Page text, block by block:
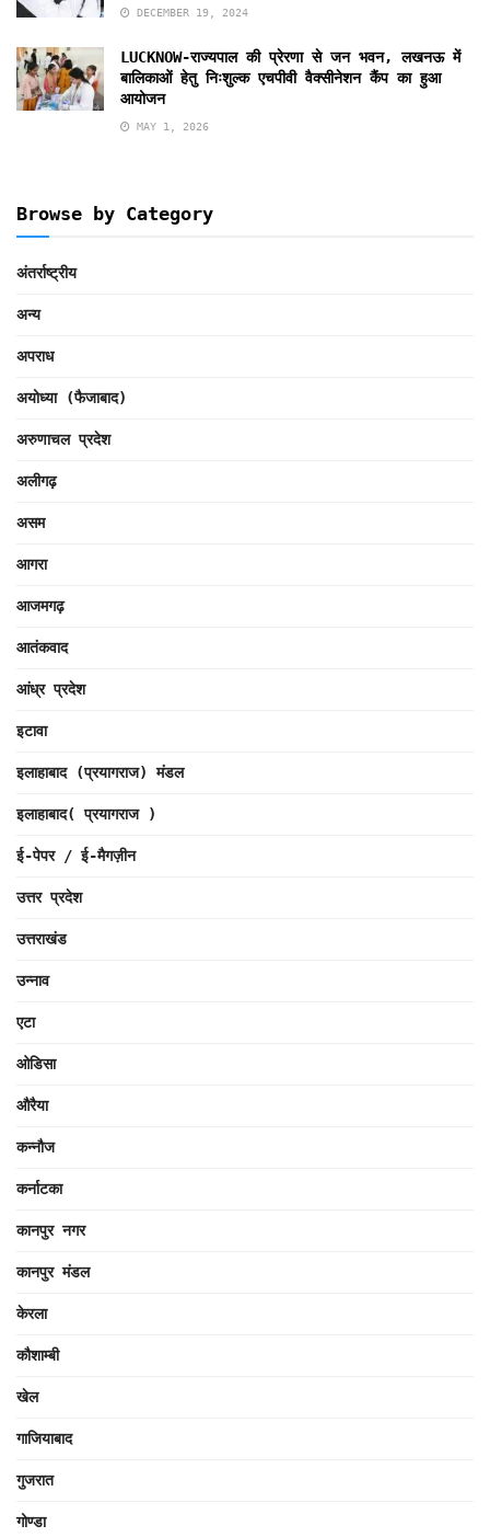
DECEMBER 19, 2024
LUCKNOW-राज्यपाल की प्रेरणा से जन भवन, लखनऊ में
बालिकाओं हेतु निःशुल्क एचपीवी वैक्सीनेशन कैंप का हुआ
आयोजन
MAY 1, 2026
Browse by Category
अंतर्राष्ट्रीय
अन्य
अपराध
अयोध्या (फैजाबाद)
अरुणाचल प्रदेश
अलीगढ़
असम
आगरा
आजमगढ़
आतंकवाद
आंध्र प्रदेश
इटावा
इलाहाबाद (प्रयागराज) मंडल
इलाहाबाद( प्रयागराज )
ई-पेपर / ई-मैगज़ीन
उत्तर प्रदेश
उत्तराखंड
उन्नाव
एटा
ओडिसा
औरैया
कन्नौज
कर्नाटका
कानपुर नगर
कानपुर मंडल
केरला
कौशाम्बी
खेल
गाजियाबाद
गुजरात
गोण्डा